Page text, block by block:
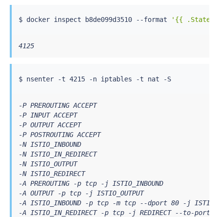
$ docker inspect b8de099d3510 --format '{{
4125
$ nsenter -t 4215 -n iptables -t nat -S
-P PREROUTING ACCEPT
-P INPUT ACCEPT
-P OUTPUT ACCEPT
-P POSTROUTING ACCEPT
-N ISTIO_INBOUND
-N ISTIO_IN_REDIRECT
-N ISTIO_OUTPUT
-N ISTIO_REDIRECT
-A PREROUTING -p tcp -j ISTIO_INBOUND
-A OUTPUT -p tcp -j ISTIO_OUTPUT
-A ISTIO_INBOUND -p tcp -m tcp --dport 80 -j
-A ISTIO_IN_REDIRECT -p tcp -j REDIRECT --to-ports